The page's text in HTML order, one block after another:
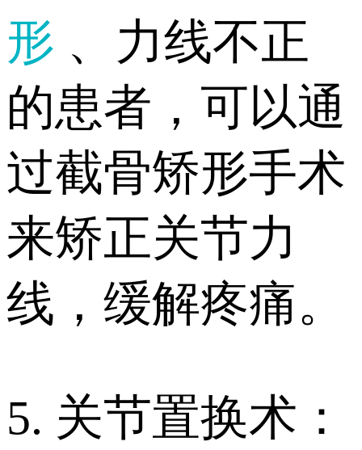
形 、力线不正
的患者，可以通
过截骨矫形手术
来矫正关节力
线，缓解疼痛。
5. 关节置换术：